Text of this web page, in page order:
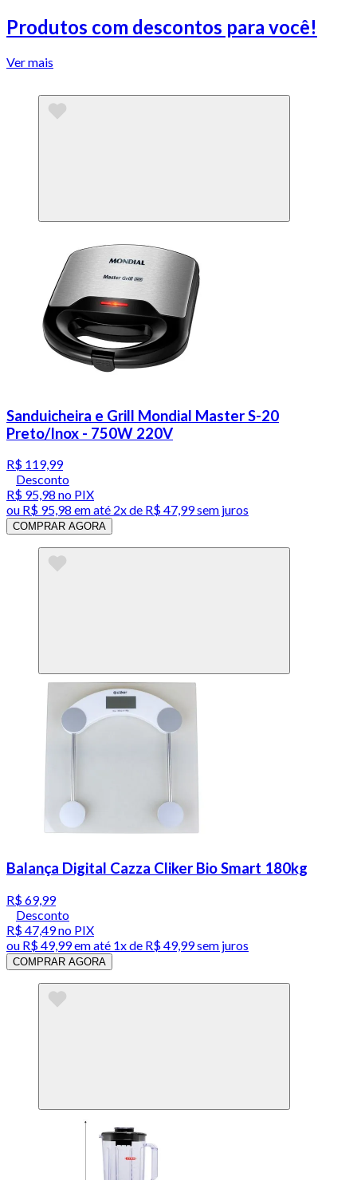
Produtos com descontos para você!
Ver mais
Sanduicheira e Grill Mondial Master S-20
Preto/Inox - 750W 220V
R$ 119,99
Desconto
R$ 95,98 no PIX
ou R$ 95,98 em até 2x de R$ 47,99 sem juros
COMPRAR AGORA
Balança Digital Cazza Cliker Bio Smart 180kg
R$ 69,99
Desconto
R$ 47,49no PIX
ou R$ 49,99em até 1x de R$ 49,99sem juros
COMPRAR AGORA